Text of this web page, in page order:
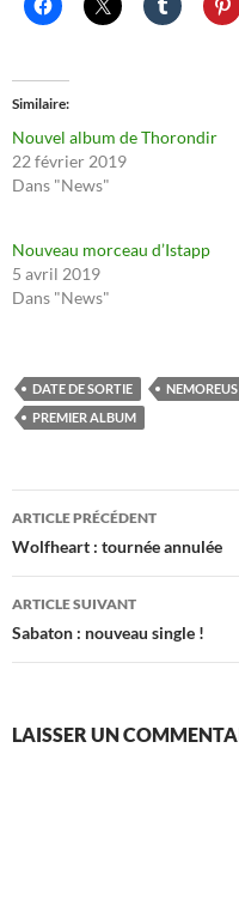
Similaire
Nouvel album de Thorondir
22 février 2019
Dans "News"
Nouveau morceau d’Istapp
5 avril 2019
Dans "News"
DATE DE SORTIE NEMOREUS
PREMIER ALBUM
Navigation
des
articles
ARTICLE PRÉCÉDENT
Wolfheart : tournée annulée
ARTICLE SUIVANT
Sabaton : nouveau single !
LAISSER UN